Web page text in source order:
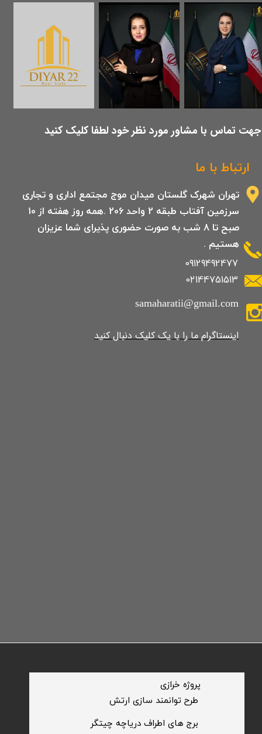
​طرح توانمند سازی ارتش
​پروژه خرازی
​برج های اطراف دریاچه چیتگر
ارتباط با ما
09129492477
02144751513
تهران شهرک گلستان میدان موج مجتمع اداری و تجاری
سرزمین آفتاب طبقه 2 واحد 206 .همه روز هفته از 10
صبح تا 8 شب به صورت حضوری پذیرای شما عزیزان
هستیم .
samaharatii@gmail.com
​​​​​​​​​اینستاگرام ما را با یک کلیک دنبال کنید
​جهت تماس با مشاور مورد نظر خود لطفا کلیک کنید